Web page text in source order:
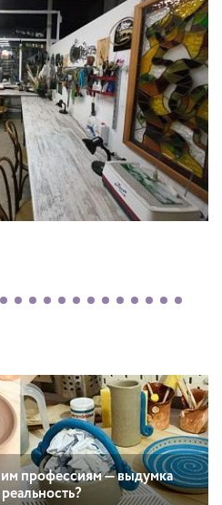
профессиям — выдумка